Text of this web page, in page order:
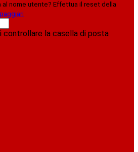
al nome utente? Effettua il reset della
controllare la casella di posta